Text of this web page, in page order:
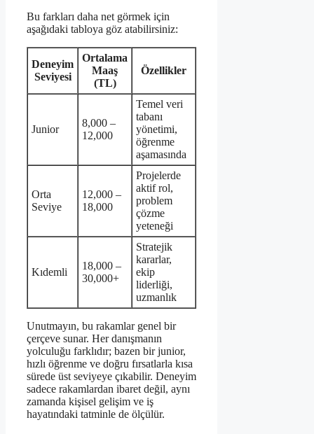
Bu farkları daha net görmek için
aşağıdaki tabloya göz atabilirsiniz:
Deneyim
Seviyesi
Ortalama
Maaş
(TL)
Özellikler
Junior
8,000 –
12,000
Temel veri
tabanı
yönetimi,
öğrenme
aşamasında
Orta
Seviye
12,000 –
18,000
Projelerde
aktif rol,
problem
çözme
yeteneği
Kıdemli
18,000 –
30,000+
Stratejik
kararlar,
ekip
liderliği,
uzmanlık
Unutmayın, bu rakamlar genel bir
çerçeve sunar. Her danışmanın
yolculuğu farklıdır; bazen bir junior,
hızlı öğrenme ve doğru fırsatlarla kısa
sürede üst seviyeye çıkabilir. Deneyim
sadece rakamlardan ibaret değil, aynı
zamanda kişisel gelişim ve iş
hayatındaki tatminle de ölçülür.